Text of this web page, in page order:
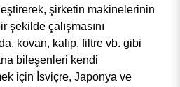
şirketin makinelerinin
şekilde çalışmasını
kovan, kalıp, filtre vb. gibi
bileşenleri kendi
için İsviçre, Japonya ve